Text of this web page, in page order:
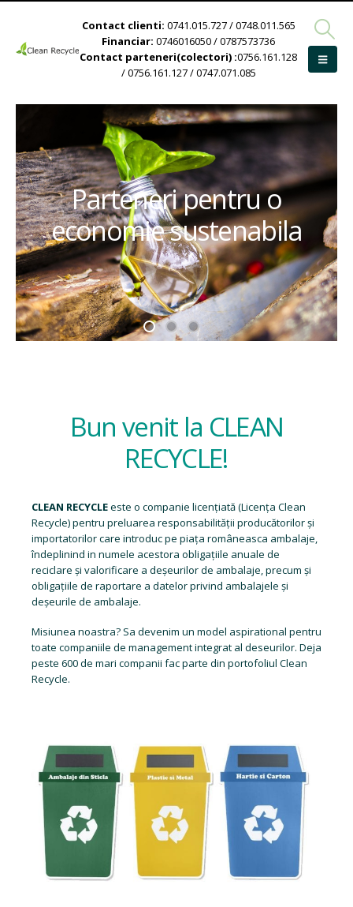
Contact clienti: 0741.015.727 / 0748.011.565
Financiar: 0746016050 / 0787573736
Contact parteneri(colectori) :0756.161.128
/ 0756.161.127 / 0747.071.085
Parteneri pentru o
economie sustenabila
Bun venit la CLEAN
RECYCLE!
CLEAN RECYCLEeste o companie licențiată (Licența Clean
Recycle) pentru preluarea responsabilității producătorilor și
importatorilor care introduc pe piața româneasca ambalaje,
îndeplinind in numele acestora obligațiile anuale de
reciclare și valorificare a deșeurilor de ambalaje, precum și
obligațiile de raportare a datelor privind ambalajele și
deșeurile de ambalaje.
Misiunea noastra? Sa devenim un model aspirational pentru
toate companiile de management integrat al deseurilor. Deja
peste 600 de mari companii fac parte din portofoliul Clean
Recycle.